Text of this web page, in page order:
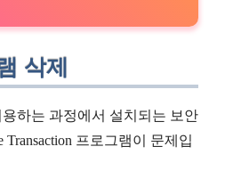
삭제
하는 과정에서 설치되는 보안
Transaction 프로그램이 문제입